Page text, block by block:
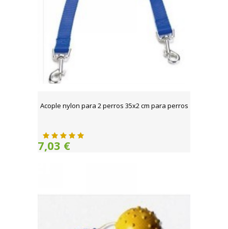
Acople nylon para 2 perros 35x2 cm para perros
7,03 €